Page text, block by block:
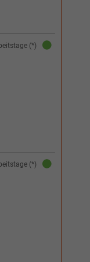
(*)
(*)